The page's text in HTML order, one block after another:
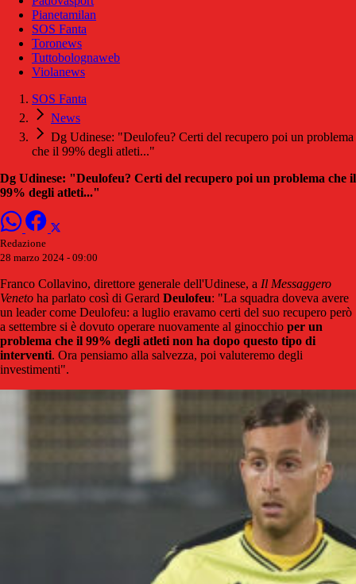
Pianetamilan
SOS Fanta
Toronews
Tuttobolognaweb
Violanews
SOS Fanta
News
Dg Udinese: "Deulofeu? Certi del recupero poi un problema
che il 99% degli atleti..."
Dg Udinese: "Deulofeu? Certi del recupero poi un problema che il
99% degli atleti..."
Redazione
28 marzo 2024 - 09:00
Franco Collavino, direttore generale dell'Udinese, a Il Messaggero
Veneto ha parlato così di Gerard Deulofeu: "La squadra doveva avere
un leader come Deulofeu: a luglio eravamo certi del suo recupero però
a settembre si è dovuto operare nuovamente al ginocchio per un
problema che il 99% degli atleti non ha dopo questo tipo di
interventi. Ora pensiamo alla salvezza, poi valuteremo degli
investimenti".